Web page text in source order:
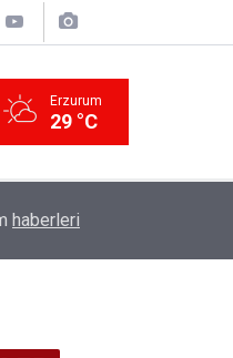
Erzurum
29 °C
stadyum teşekkürü
haberleri